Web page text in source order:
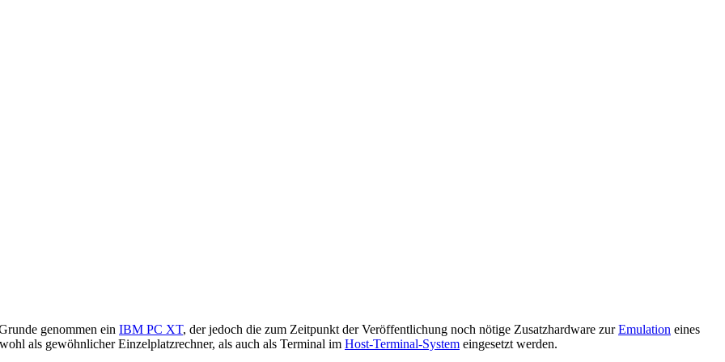
genommen ein IBM PC XT, der jedoch die zum Zeitpunkt der Veröffentlichung noch nötige Zusatzhardware zurEmulation eines
als gewöhnlicher Einzelplatzrechner, als auch als Terminal im Host-Terminal-System eingesetzt werden.